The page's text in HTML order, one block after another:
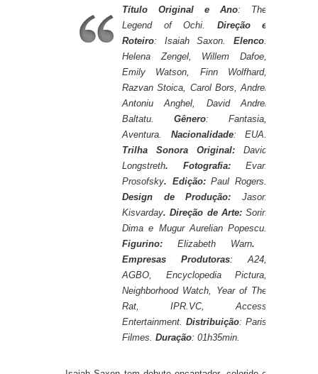
Título Original e Ano: The
Legend of Ochi. Direção e
Roteiro: Isaiah Saxon. Elenco:
Helena Zengel, Willem Dafoe,
Emily Watson, Finn Wolfhard,
Razvan Stoica, Carol Bors, Andrei
Antoniu Anghel, David Andrei
Baltatu. Gênero: Fantasia,
Aventura. Nacionalidade: EUA.
Trilha Sonora Original: David
Longstreth. Fotografia: Evan
Prosofsky. Edição:Paul Rogers.
Design de Produção: Jason
Kisvarday. Direção de Arte:Sorin
Dima e Mugur Aurelian Popescu.
Figurino: Elizabeth Warn.
Empresas Produtoras: A24,
AGBO, Encyclopedia Pictura,
Neighborhood Watch, Year of The
Rat, IPR.VC, Access
Entertainment. Distribuição: Paris
Filmes. Duração: 01h35min.